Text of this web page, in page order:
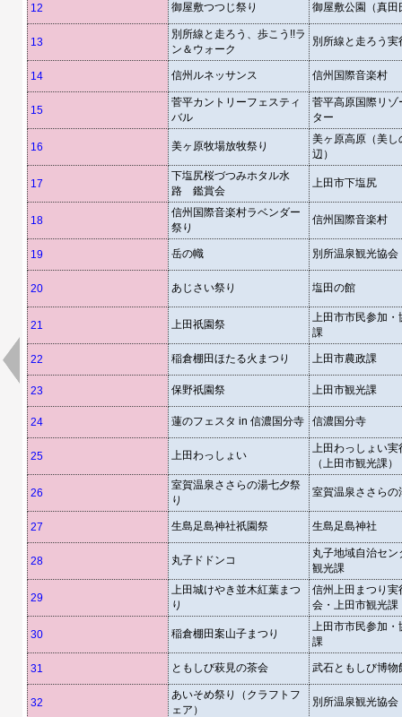
12 御屋敷つつじ祭り 御屋敷公園（真田
13
別所線と走ろう、歩こう!!ラ
ン＆ウォーク
別所線と走ろう実
14 信州ルネッサンス 信州国際音楽村
15
菅平カントリーフェスティ
バル
菅平高原国際リゾ
ター
16 美ヶ原牧場放牧祭り
美ヶ原高原（美し
辺）
17
下塩尻桜づつみホタル水
路 鑑賞会
上田市下塩尻
18
信州国際音楽村ラベンダー
祭り
信州国際音楽村
19 岳の幟 別所温泉観光協会
20 あじさい祭り 塩田の館
21 上田祇園祭
上田市市民参加・
課
22 稲倉棚田ほたる火まつり 上田市農政課
23 保野祇園祭 上田市観光課
24 蓮のフェスタ in 信濃国分寺 信濃国分寺
25 上田わっしょい
上田わっしょい実
（上田市観光課）
26
室賀温泉ささらの湯七夕祭
り
室賀温泉ささらの
27 生島足島神社祇園祭 生島足島神社
28 丸子ドドンコ
丸子地域自治セン
観光課
29
上田城けやき並木紅葉まつ
り
信州上田まつり実
会・上田市観光課
30 稲倉棚田案山子まつり
上田市市民参加・
課
31 ともしび萩見の茶会 武石ともしび博物
32
あいそめ祭り（クラフトフ
ェア）
別所温泉観光協会